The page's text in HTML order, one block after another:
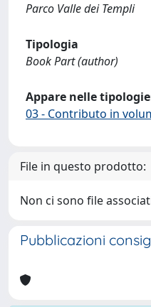
Parco Valle dei Templi
Tipologia
Book Part (author)
Appare nelle
03 - Contributo in
File in questo prodotto:
Non ci sono file
Pubblicazioni